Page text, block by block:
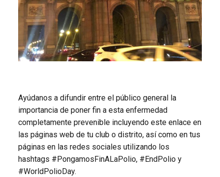
Ayúdanos a difundir entre el público general la
importancia de poner fin a esta enfermedad
completamente prevenible incluyendo este enlace en
las páginas web de tu club o distrito, así como en tus
páginas en las redes sociales utilizando los
hashtags #PongamosFinALaPolio, #EndPolio y
#WorldPolioDay.